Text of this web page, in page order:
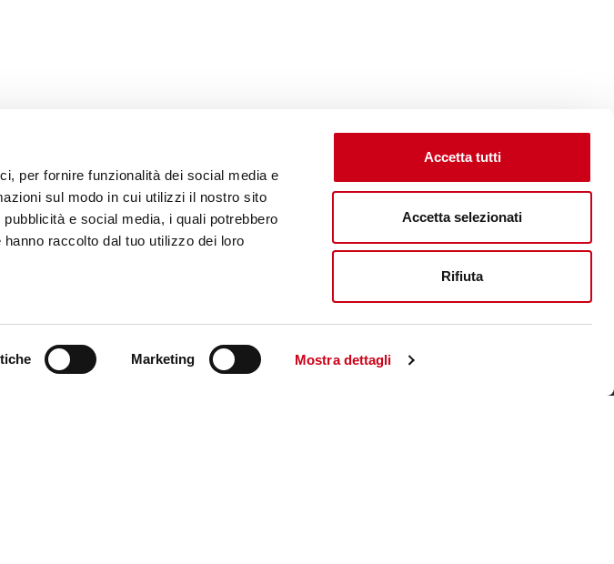
per fornire funzionalità dei social media e
sul modo in cui utilizzi il nostro sito
e social media, i quali potrebbero
raccolto dal tuo utilizzo dei loro
Marketing Mostra dettagli
Accetta tutti
Accetta selezionati
Rifiuta
Follow us